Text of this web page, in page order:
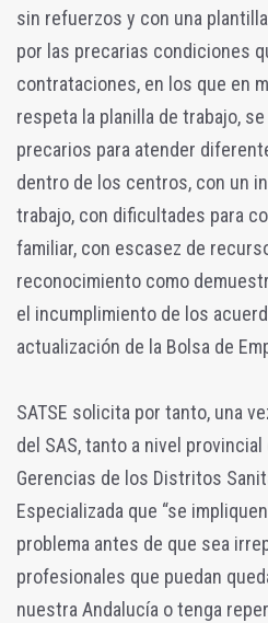
sin refuerzos y con una
por las precarias condiciones
contrataciones, en los que en
respeta la planilla de trabajo,
precarios para atender
dentro de los centros, con un
trabajo, con dificultades para
familiar, con escasez de
reconocimiento como
el incumplimiento de los
actualización de la Bolsa de
SATSE solicita por tanto, una
del SAS, tanto a nivel
Gerencias de los Distritos
Especializada que “se
problema antes de que sea
profesionales que puedan
nuestra Andalucía o tenga